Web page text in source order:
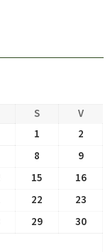
S
V
1
2
8
9
15
16
22
23
29
30